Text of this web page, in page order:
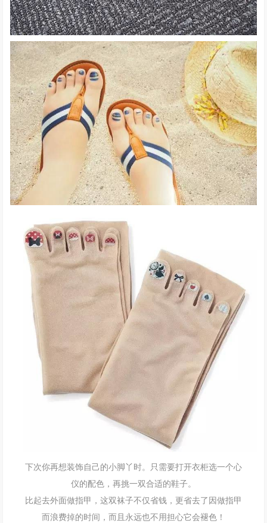
下次你再想装饰自己的小脚丫时。只需要打开衣柜选一个心
仪的配色，再挑一双合适的鞋子。
比起去外面做指甲，这双袜子不仅省钱，更省去了因做指甲
而浪费掉的时间，而且永远也不用担心它会褪色！